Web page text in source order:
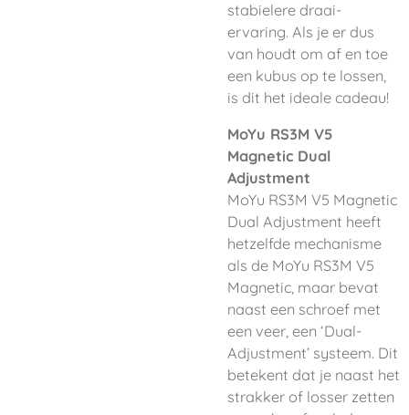
stabielere draai-
ervaring. Als je er dus
van houdt om af en toe
een kubus op te lossen,
is dit het ideale cadeau!
MoYu RS3M V5
Magnetic Dual
Adjustment
MoYu RS3M V5 Magnetic
Dual Adjustment heeft
hetzelfde mechanisme
als de MoYu RS3M V5
Magnetic, maar bevat
naast een schroef met
een veer, een ‘Dual-
Adjustment’ systeem. Dit
betekent dat je naast het
strakker of losser zetten